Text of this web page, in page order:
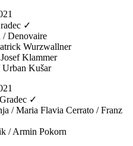
✓
/ Denovaire
Wurzwallner
Klammer
Urban Kušar
✓
/ Maria Flavia Cerrato / Franz
/ Armin Pokorn